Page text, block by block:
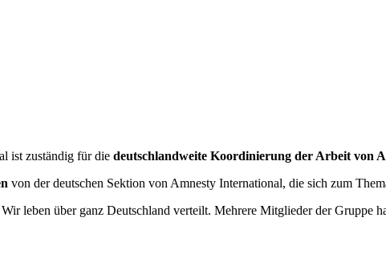
ist zuständig für die deutschlandweite Koordinierung der Arbeit von
von der deutschen Sektion von Amnesty International, die sich zum
leben über ganz Deutschland verteilt. Mehrere Mitglieder der Gruppe